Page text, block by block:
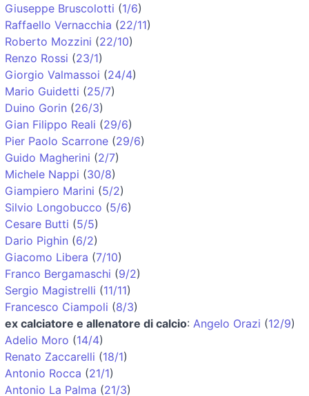
Giuseppe Bruscolotti (1/6)
Raffaello Vernacchia (22/11)
Roberto Mozzini (22/10)
Renzo Rossi (23/1)
Giorgio Valmassoi (24/4)
Mario Guidetti (25/7)
Duino Gorin (26/3)
Gian Filippo Reali (29/6)
Pier Paolo Scarrone (29/6)
Guido Magherini (2/7)
Michele Nappi (30/8)
Giampiero Marini (5/2)
Silvio Longobucco (5/6)
Cesare Butti (5/5)
Dario Pighin (6/2)
Giacomo Libera (7/10)
Franco Bergamaschi (9/2)
Sergio Magistrelli (11/11)
Francesco Ciampoli (8/3)
ex calciatore e allenatore di calcio: Angelo Orazi (12/9)
Adelio Moro (14/4)
Renato Zaccarelli (18/1)
Antonio Rocca (21/1)
Antonio La Palma (21/3)